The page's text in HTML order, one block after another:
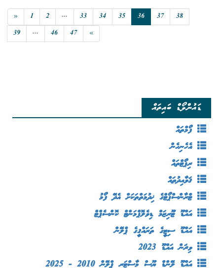
« 1 2 ... 33 34 35 36 37
38
39
... 46 47 »
ޑައުންލޯޑް ބައިތައް
ފޯމްތައް
އެހެނިހެން
ރިޕޯޓްތައް
ޤަވާއިދުތައް
ޓްރާންސްޕޯޓްގެ ޚިދުމަތްތަކަށް އެދޭ ފޯމު
އައްޑޫ ޓޫރިޒަމް ޑިވެލޮޕްމަންޓް ކޮންސެޕްޓް
އައްޑޫ ސިޓީގެ ތަރައްޤީގެ ޕްލޭން
ވިޜަން އައްޑޫ 2023
އައްޑޫ ލޭންޑް ޔޫސް މާސްޓަރ ޕްލޭން 2010 - 2025